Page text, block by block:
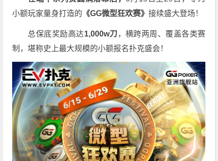
小额玩家量身打造的 《GG微型狂欢赛》接续盛大登场！
总保底奖励高达1,000w刀，横跨两周、覆盖各类赛
制，堪称史上最大规模的小额报名扑克盛会！